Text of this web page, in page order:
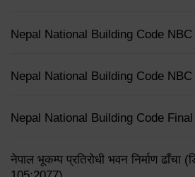
Nepal National Building Code
Nepal National Building Code
Nepal National Building Code
नेपाल भूकम्प प्रतिरोधी भवन निर्माण ढाँचा